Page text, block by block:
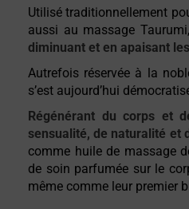
Utilisé traditionnellement
aussi au massage
diminuant et en apaisant
Autrefois réservée à la
s’est aujourd’hui
Régénérant du corps et
sensualité, de naturalité et
comme huile de massage
de soin parfumée sur le
même comme leur premier